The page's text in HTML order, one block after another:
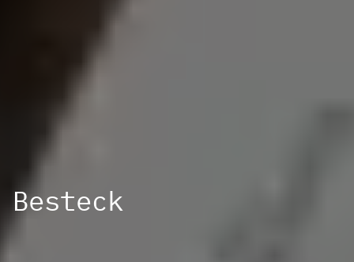
Besteck